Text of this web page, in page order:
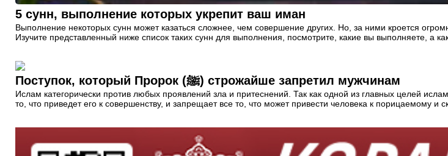
5 сунн, выполнение которых укрепит ваш иман
Выполнение некоторых сунн может казаться сложнее, чем совершение других. Но, за ними кроется
Изучите представленный ниже список таких сунн для выполнения, посмотрите, какие вы выполняете, а
Поступок, который Пророк (ﷺ) строжайше запретил мужчинам
Ислам категорически против любых проявлений зла и притеснений. Так как одной из главных целей
то, что приведет его к совершенству, и запрещает все то, что может привести человека к порицаемому и